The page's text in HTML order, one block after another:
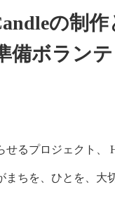
の制
備ボラン
るプロジェクト、
ちを、ひとを、大